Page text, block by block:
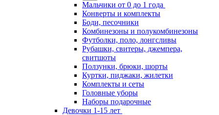
Мальчики от 0 до 1 года
Конверты и комплекты
Боди, песочники
Комбинезоны и полукомбинезоны
Футболки, поло, лонгсливы
Рубашки, свитеры, джемпера,
свитшоты
Ползунки, брюки, шорты
Куртки, пиджаки, жилетки
Комплекты и сеты
Головные уборы
Наборы подарочные
Девочки 1-15 лет